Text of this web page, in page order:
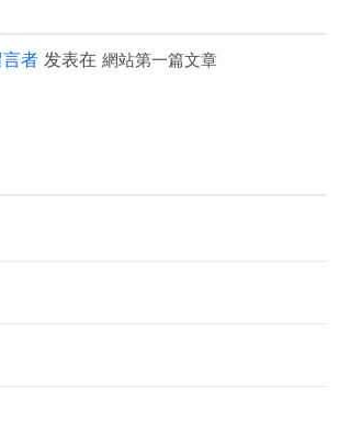
言者 发表在 網站第一篇文章